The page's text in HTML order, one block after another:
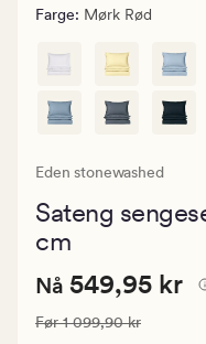
Farge: Mørk Rød
Eden stonewashed
Sateng
cm
Nåværende
549,95
Nåværende
Nå 549,95 kr
Vanlig pris 1 099,90 kr
Før1 099,90 kr